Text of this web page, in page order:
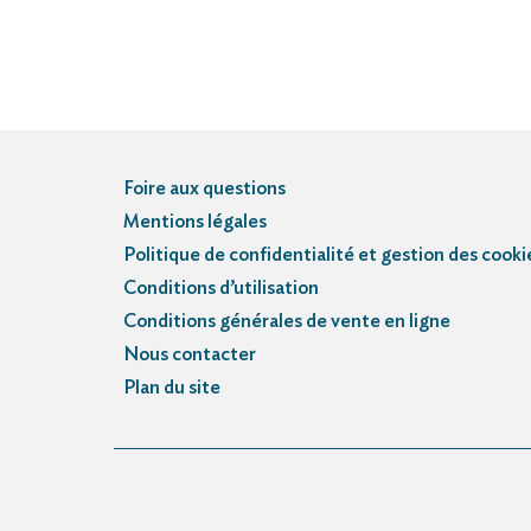
Foire aux questions
Mentions légales
Politique de confidentialité et gestion des
Conditions d’utilisation
Conditions générales de vente en ligne
Nous contacter
Plan du site